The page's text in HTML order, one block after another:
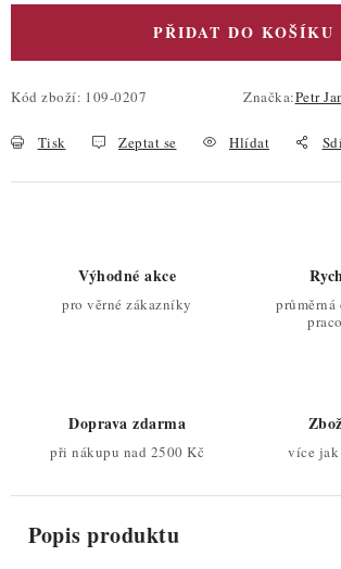
PŘIDAT DO KOŠÍKU
Kód zboží: 109-0207 Značka:Petr
Tisk Zeptat se Hlídat
Výhodné akce
pro věrné zákazníky
průměrná
Doprava zdarma
při nákupu nad 2500 Kč více
Popis produktu